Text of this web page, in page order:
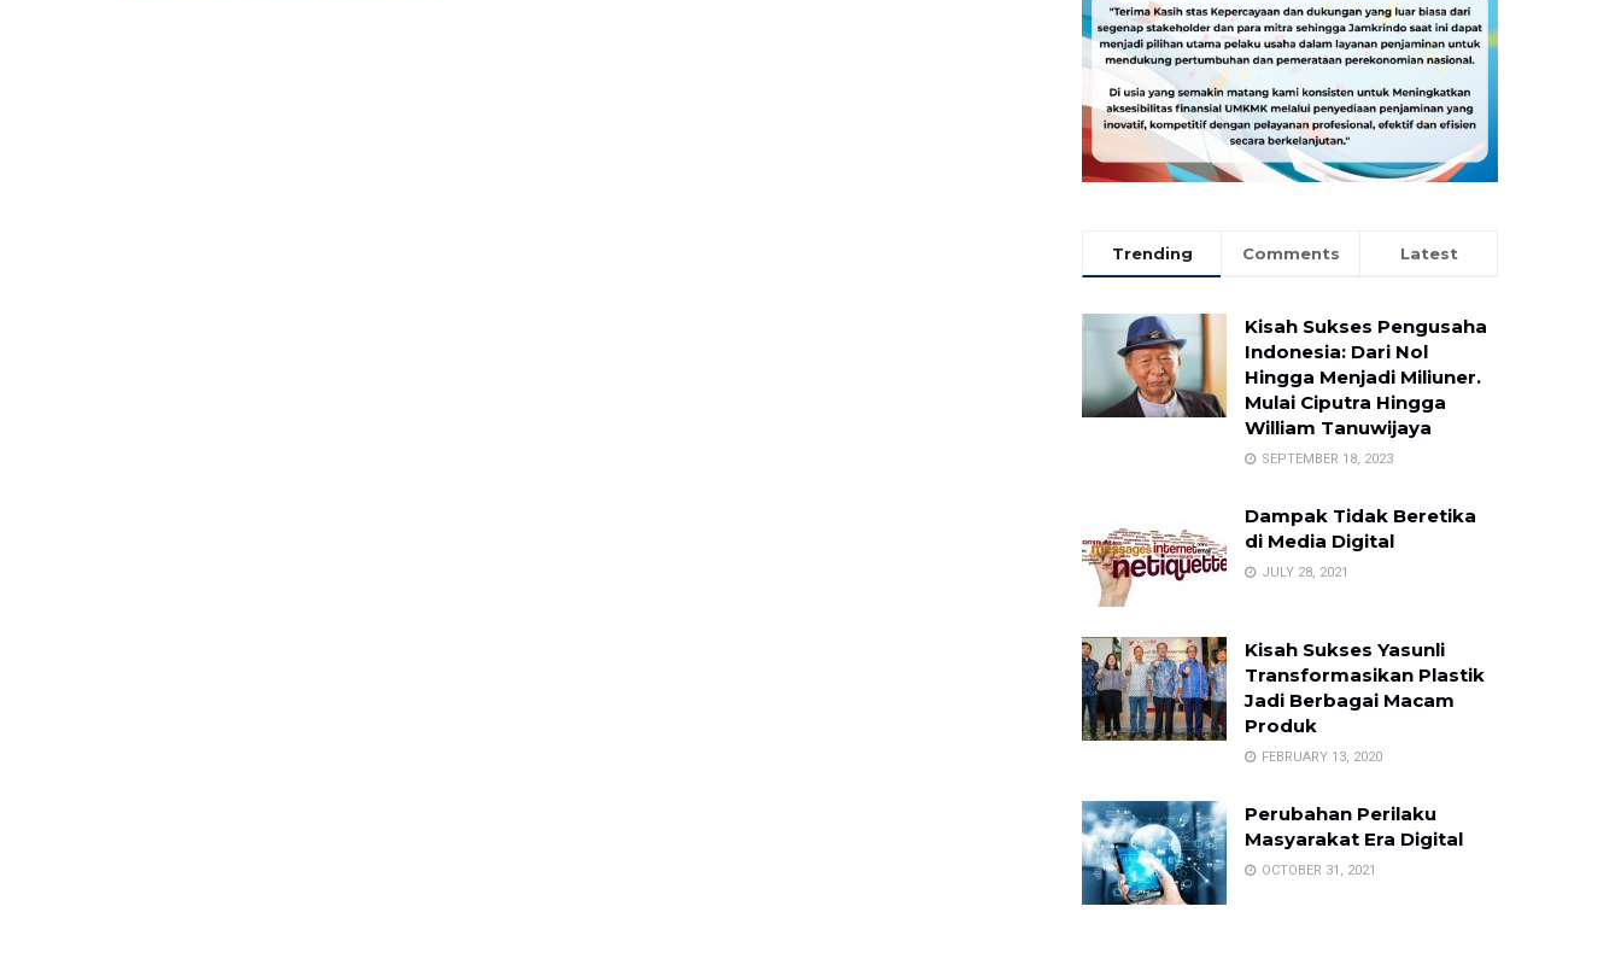
Trending Comments Latest
Kisah Sukses Pengusaha
Indonesia: Dari Nol
Hingga Menjadi Miliuner.
Mulai Ciputra Hingga
William Tanuwijaya
SEPTEMBER 18, 2023
Dampak Tidak Beretika
di Media Digital
JULY 28, 2021
Kisah Sukses Yasunli
Transformasikan Plastik
Jadi Berbagai Macam
Produk
FEBRUARY 13, 2020
Perubahan Perilaku
Masyarakat Era Digital
OCTOBER 31, 2021